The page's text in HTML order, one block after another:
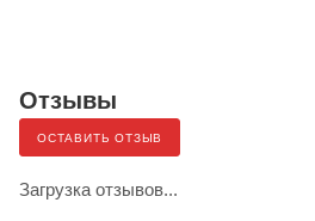
Отзывы
ОСТАВИТЬ ОТЗЫВ
Загрузка отзывов...